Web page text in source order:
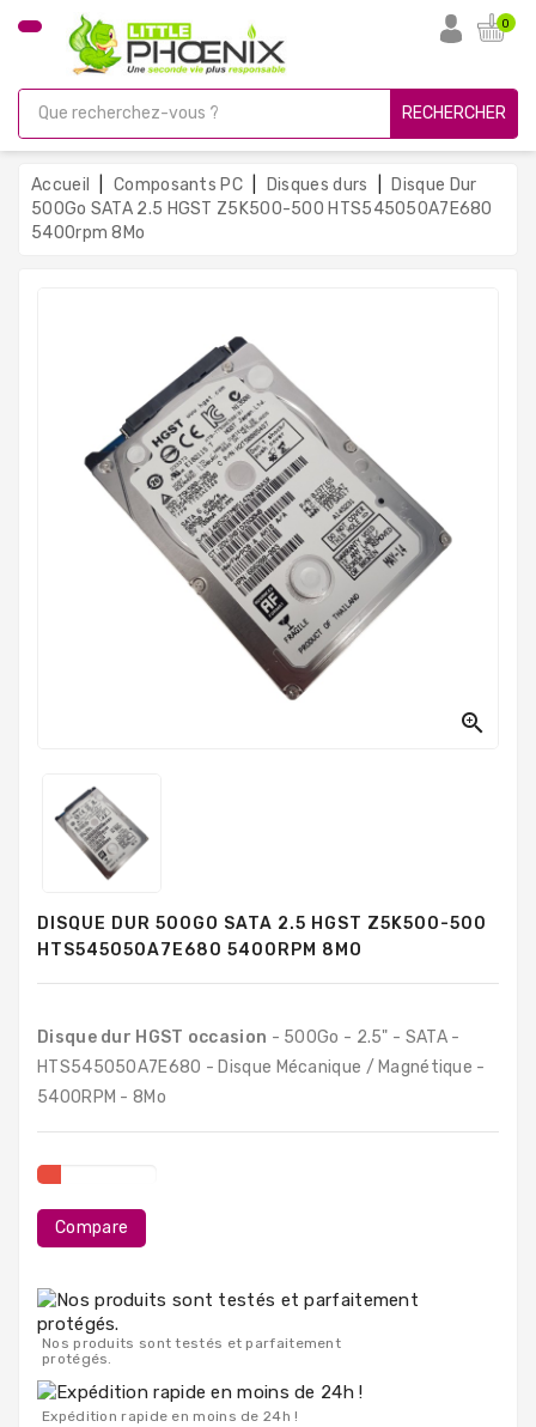
CATÉGORIE
Gamer
Unités
Centrales
Reconditionnées
Mémoires
Durs
Composants
Composants
PC
Destockage
0
RECHERCHER
Accueil Composants PC Disques durs
Disque Dur
500Go SATA 2.5 HGST Z5K500-500 HTS545050A7E680
5400rpm 8Mo

DISQUE DUR 500GO SATA 2.5 HGST Z5K500-500
HTS545050A7E680 5400RPM 8MO
Disque dur HGST occasion - 500Go - 2.5" - SATA -
HTS545050A7E680 - Disque Mécanique / Magnétique -
5400RPM - 8Mo
Compare
Nos produits sont testés et parfaitement
protégés.
Expédition rapide en moins de 24h !